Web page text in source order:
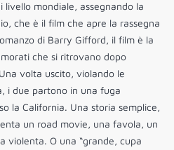
livello mondiale, assegnando la
che è il film che apre la rassegna
di Barry Gifford, il film è la
che si ritrovano dopo
volta uscito, violando le
i due partono in una fuga
la California. Una storia semplice,
un road movie, una favola, un
violenta. O una “grande, cupa